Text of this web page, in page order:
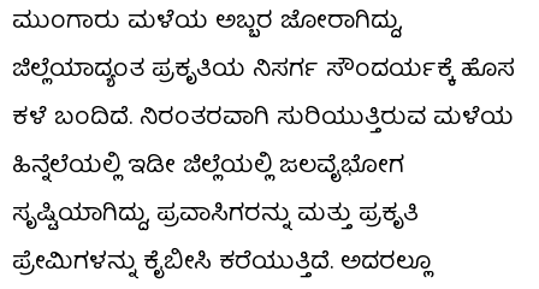
ಮುಂಗಾರು ಮಳೆಯ ಅಬ್ಬರ ಜೋರಾಗಿದ್ದು,
ಜಿಲ್ಲೆಯಾದ್ಯಂತ ಪ್ರಕೃತಿಯ ನಿಸರ್ಗ ಸೌಂದರ್ಯಕ್ಕೆ ಹೊಸ
ಕಳೆ ಬಂದಿದೆ. ನಿರಂತರವಾಗಿ ಸುರಿಯುತ್ತಿರುವ ಮಳೆಯ
ಹಿನ್ನೆಲೆಯಲ್ಲಿ ಇಡೀ ಜಿಲ್ಲೆಯಲ್ಲಿ ಜಲವೈಭೋಗ
ಸೃಷ್ಟಿಯಾಗಿದ್ದು, ಪ್ರವಾಸಿಗರನ್ನು ಮತ್ತು ಪ್ರಕೃತಿ
ಪ್ರೇಮಿಗಳನ್ನು ಕೈಬೀಸಿ ಕರೆಯುತ್ತಿದೆ. ಅದರಲ್ಲೂ